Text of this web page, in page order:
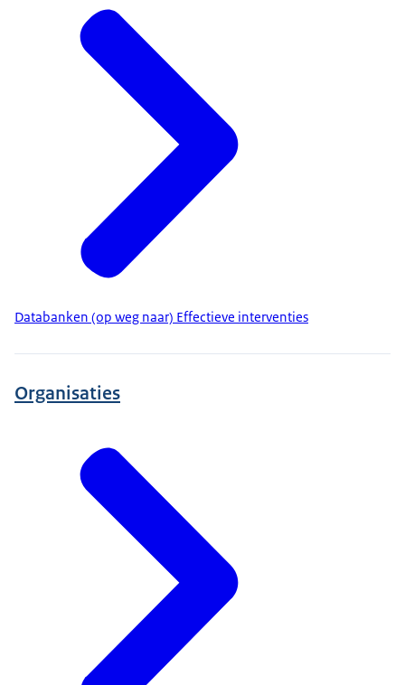
Databanken (op weg naar) Effectieve interventies
Organisaties